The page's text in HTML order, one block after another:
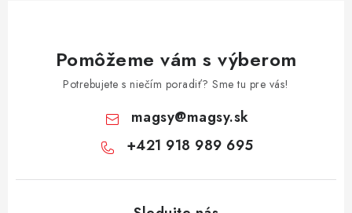
Pomôžeme vám s výberom
Potrebujete s niečím poradiť? Sme tu pre vás!
magsy@magsy.sk
+421 918 989 695